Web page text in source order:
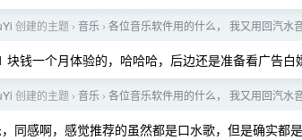
创建的主题 › 音乐 › 各位音乐软件用的什么， 我又用回汽水音
块钱一个月体验的，哈哈哈，后边还是准备看广告白
创建的主题 › 音乐 › 各位音乐软件用的什么， 我又用回汽水音
同感啊，感觉推荐的虽然都是口水歌，但是确实都